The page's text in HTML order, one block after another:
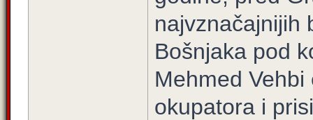
najvznačajnijih
Bošnjaka pod
Mehmed
okupatora i